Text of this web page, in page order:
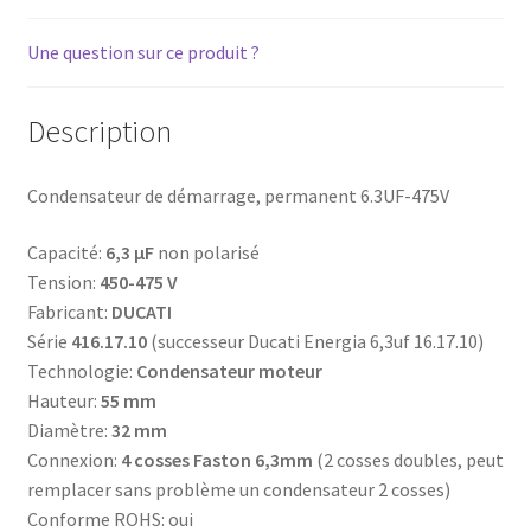
Une question sur ce produit ?
Description
Condensateur de démarrage, permanent 6.3UF-475V
Capacité: 6,3 μFnon polarisé
Tension: 450-475 V
Fabricant: DUCATI
Série 416.17.10(successeur Ducati Energia 6,3uf 16.17.10)
Technologie: Condensateur moteur
Hauteur: 55 mm
Diamètre: 32 mm
Connexion: 4 cosses Faston 6,3mm (2 cosses doubles, peut
remplacer sans problème un condensateur 2 cosses)
Conforme ROHS: oui